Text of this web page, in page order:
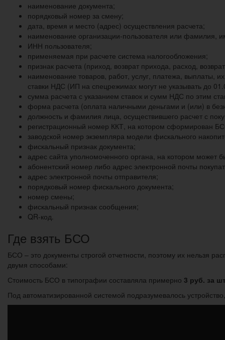
наименование документа;
порядковый номер за смену;
дата, время и место (адрес) осуществления расчета;
наименование организации-пользователя или фамилия,
ИНН пользователя;
применяемая при расчете система налогообложения;
признак расчета (приход, возврат прихода, расход,
наименование товаров, работ, услуг, платежа, выплаты,
ставки НДС (ИП на спецрежимах могут не указывать до
сумма расчета с указанием ставок и сумм НДС по этим
форма расчета (оплата наличными деньгами и (или) в
должность и фамилия лица, осуществившего расчет с
регистрационный номер ККТ, на котором сформирован
заводской номер экземпляра модели фискального
фискальный признак документа;
адрес сайта уполномоченного органа, на котором может
абонентский номер либо адрес электронной почты
адрес электронной почты отправителя;
порядковый номер фискального документа;
номер смены;
фискальный признак сообщения;
QR-код.
Где взять БСО
БСО – это документы строгой отчетности, поэтому их нельзя
двумя способами:
Стоимость БСО в типографии составляла примерно 3 руб. за
Под автоматизированной системой подразумевалось